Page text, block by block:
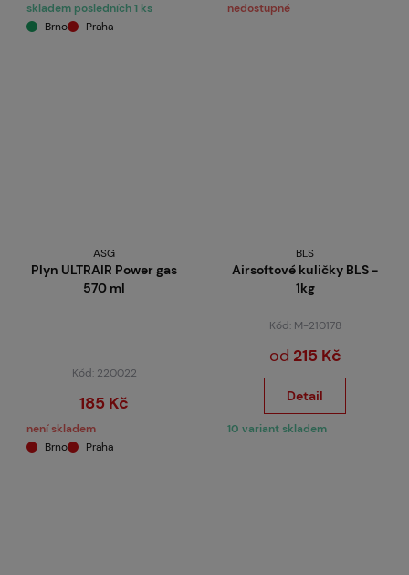
skladem posledních 1 ks
Brno
Praha
nedostupné
ASG
Plyn ULTRAIR Power gas
570 ml
Kód: 220022
185 Kč
není skladem
Brno
Praha
BLS
Airsoftové kuličky BLS -
1kg
Kód: M-210178
od 215 Kč
Detail
10 variant skladem